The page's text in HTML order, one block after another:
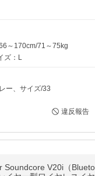
～170cm/71～75kg
ズ：L
ー、サイズ/33
違反報告
Soundcore V20i（